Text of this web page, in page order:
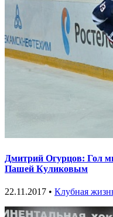
Дмитрий Огурцов: Гол
Пашей Куликовым
22.11.2017 • Клубная